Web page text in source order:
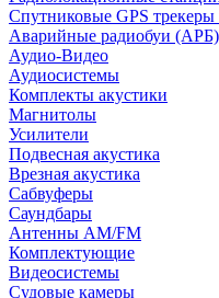
Спутниковые GPS
Аварийные радиобуи
Аудио-Видео
Аудиосистемы
Комплекты акустики
Магнитолы
Усилители
Подвесная акустика
Врезная акустика
Сабвуферы
Саундбары
Антенны AM/FM
Комплектующие
Видеосистемы
Судовые камеры